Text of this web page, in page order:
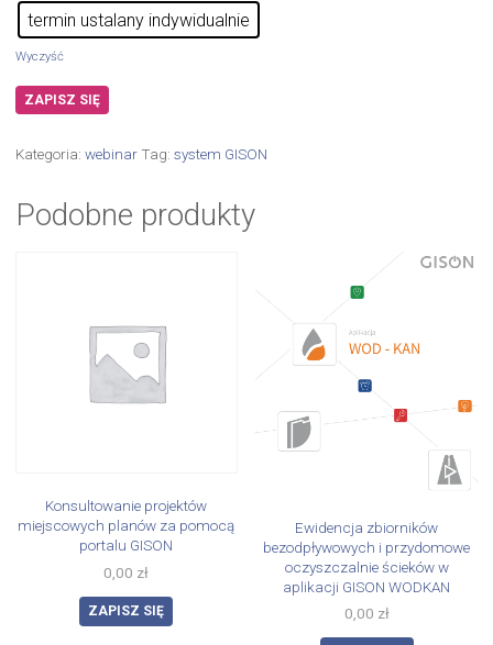
termin ustalany indywidualnie
Wyczyść
ZAPISZ SIĘ
Kategoria: webinar Tag: system GISON
Podobne produkty
Konsultowanie projektów
miejscowych planów za pomocą
portalu GISON
0,00 zł
ZAPISZ SIĘ
Ewidencja zbiorników
bezodpływowych i przydomowe
oczyszczalnie ścieków w
aplikacji GISON WODKAN
0,00 zł